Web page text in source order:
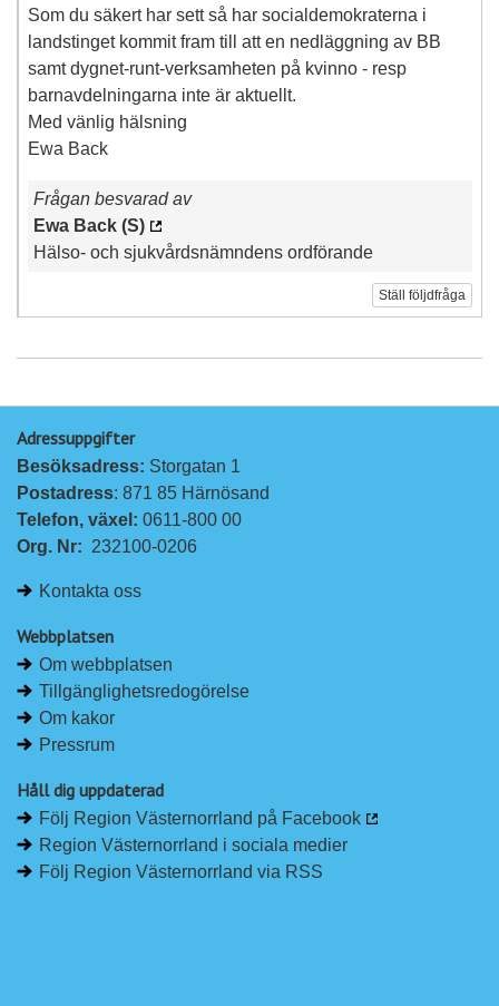
Som du säkert har sett så har socialdemokraterna i
landstinget kommit fram till att en nedläggning av BB
samt dygnet-runt-verksamheten på kvinno - resp
barnavdelningarna inte är aktuellt.
Med vänlig hälsning
Ewa Back
Frågan besvarad av
Ewa Back (S)
Hälso- och sjukvårdsnämndens ordförande
Ställ följdfråga
Adressuppgifter
Besöksadress: Storgatan 1
Postadress: 871 85 Härnösand
Telefon, växel: 0611-800 00
Org. Nr: 232100-0206
Kontakta oss
Webbplatsen
Om webbplatsen
Tillgänglighetsredogörelse
Om kakor
Pressrum
Håll dig uppdaterad
Följ Region Västernorrland på Facebook
Region Västernorrland i sociala medier
Följ Region Västernorrland via RSS